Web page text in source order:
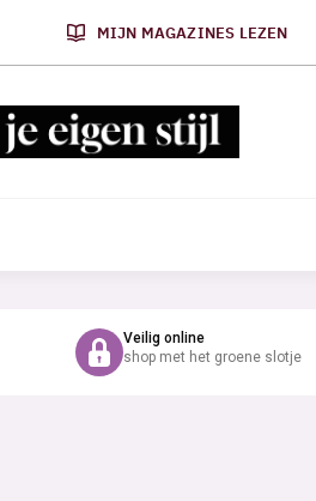
MIJN MAGAZINES LEZEN
Veilig online
shop met het groene slotje